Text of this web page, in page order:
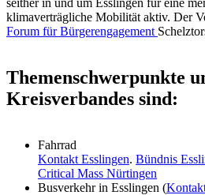
klimaverträgliche Mobilität aktiv. Der
Forum für Bürgerengagement
Themenschwerpunkte
Kreisverbandes sind:
Fahrrad
Kontakt Esslingen. Bündnis
Critical Mass Nürtingen
Busverkehr in Esslingen (